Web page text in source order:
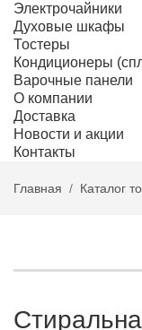
Электрочайники
Духовые шкафы
Тостеры
Кондиционеры
Варочные панели
О компании
Доставка
Новости и акции
Контакты
Главная Каталог